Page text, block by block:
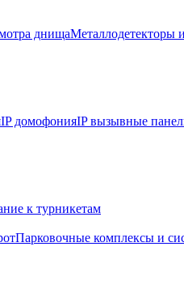
днищаМеталлодетекторы
IP домофонияIP вызывные
к турникетам
Парковочные комплексы и